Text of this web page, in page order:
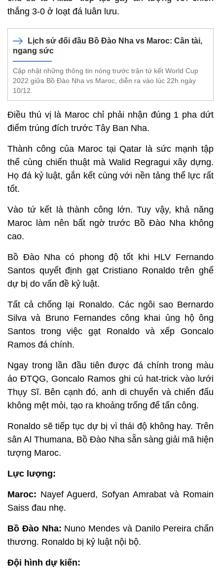
thắng 3-0 ở loạt đá luân lưu.
Lịch sử đối đầu Bồ Đào Nha vs Maroc: Cân tài,
ngang sức
Cập nhật những thông tin nóng trước trận tứ kết World Cup
2022 giữa Bồ Đào Nha vs Maroc, diễn ra vào lúc 22h ngày
10/12.
Điều thú vị là Maroc chỉ phải nhận đúng 1 pha dứt
điểm trúng đích trước Tây Ban Nha.
Thành công của Maroc tại Qatar là sức mạnh tập
thể cùng chiến thuật mà Walid Regragui xây dựng.
Họ đá kỷ luật, gắn kết cùng với nền tảng thể lực rất
tốt.
Vào tứ kết là thành công lớn. Tuy vậy, khả năng
Maroc làm nên bất ngờ trước Bồ Đào Nha không
cao.
Bồ Đào Nha có phong độ tốt khi HLV Fernando
Santos quyết định gạt Cristiano Ronaldo trên ghế
dự bị do vấn đề kỷ luật.
Tất cả chống lại Ronaldo. Các ngôi sao Bernardo
Silva và Bruno Fernandes công khai ủng hộ ông
Santos trong việc gạt Ronaldo và xếp Goncalo
Ramos đá chính.
Ngay trong lần đầu tiên được đá chính trong màu
áo ĐTQG, Goncalo Ramos ghi cú hat-trick vào lưới
Thụy Sĩ. Bên cạnh đó, anh di chuyển và chiến đấu
không mệt mỏi, tạo ra khoảng trống để tấn công.
Ronaldo sẽ tiếp tục dự bị vì thái độ không hay. Trên
sân Al Thumana, Bồ Đào Nha sẵn sàng giải mã hiện
tượng Maroc.
Lực lượng:
Maroc: Nayef Aguerd, Sofyan Amrabat và Romain
Saiss đau nhẹ.
Bồ Đào Nha: Nuno Mendes và Danilo Pereira chấn
thương. Ronaldo bị kỷ luật nội bộ.
Đội hình dự kiến: